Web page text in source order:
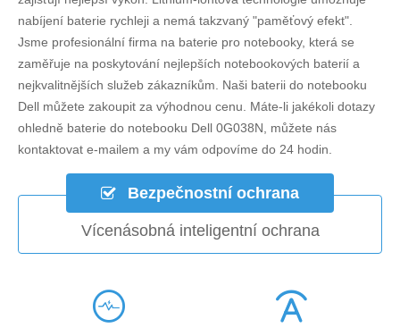
nabíjení baterie rychleji a nemá takzvaný "paměťový efekt".
Jsme profesionální firma na baterie pro notebooky, která se
zaměřuje na poskytování nejlepších notebookových baterií a
nejkvalitnějších služeb zákazníkům. Naši baterii do notebooku
Dell můžete zakoupit za výhodnou cenu. Máte-li jakékoli dotazy
ohledně baterie do notebooku Dell 0G038N, můžete nás
kontaktovat e-mailem a my vám odpovíme do 24 hodin.
Bezpečnostní ochrana
Vícenásobná inteligentní ochrana